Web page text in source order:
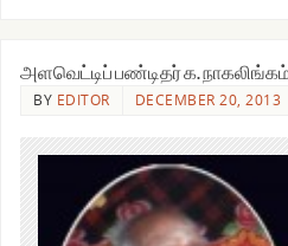
அளவெட்டிப் பண்டிதர் க.
BY EDITOR DECEMBER 20, 2013